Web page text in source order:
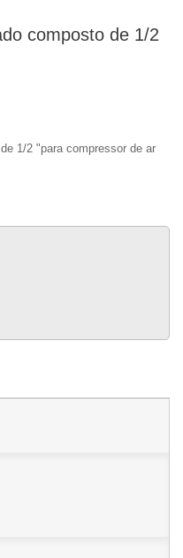
composto de 1/2
1/2 "para compressor de ar